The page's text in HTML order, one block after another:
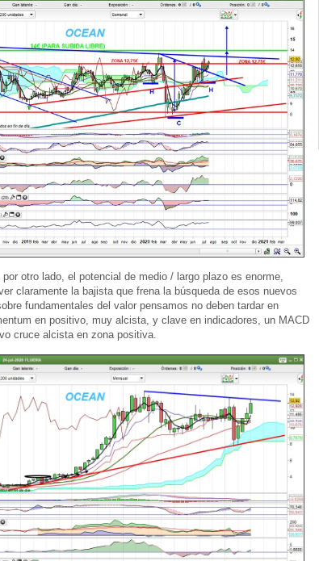
otro lado, el potencial de medio / largo plazo es enorme,
claramente la bajista que frena la búsqueda de esos nuevos
fundamentales del valor pensamos no deben tardar en
en positivo, muy alcista, y clave en indicadores, un MACD
cruce alcista en zona positiva.